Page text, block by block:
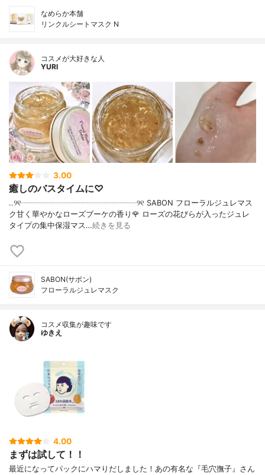
なめらか本舗
リンクルシートマスク N
コスメが大好きな人
YURI
3.00
癒しのバスタイムに♡
..୨୧┈┈┈┈┈┈┈┈┈┈┈┈┈┈┈୨୧ SABON フローラルジュレマス
ク甘く華やかなローズブーケの香り🌹 ローズの花びらが入ったジュレ
タイプの集中保湿マス…続きを見る
SABON(サボン)
フローラルジュレマスク
コスメ収集が趣味です
ゆきえ
4.00
まずは試して！！
最近になってパックにハマりだしました！あの有名な『毛穴撫子』さん